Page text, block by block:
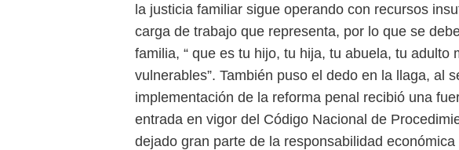
la justicia familiar sigue operando con recursos
carga de trabajo que representa, por lo que se
familia, “ que es tu hijo, tu hija, tu abuela, tu adulto
vulnerables”. También puso el dedo en la llaga, al
implementación de la reforma penal recibió una
entrada en vigor del Código Nacional de
dejado gran parte de la responsabilidad